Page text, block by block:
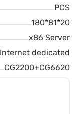
PCS
180*81*20
x86 Server
Internet dedicated
CG2200+CG6620